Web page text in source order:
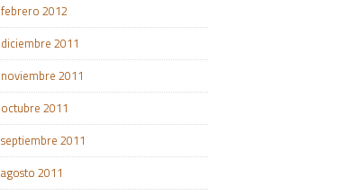
febrero 2012
diciembre 2011
noviembre 2011
octubre 2011
septiembre 2011
agosto 2011